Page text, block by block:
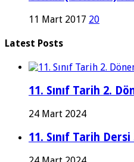
11 Mart 2017 20
Latest Posts
11. Sınıf Tarih 2.
24 Mart 2024
11. Sınıf Tarih